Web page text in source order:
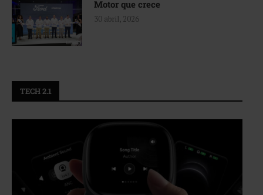
Motor que crece
30 abril, 2026
TECH 2.1